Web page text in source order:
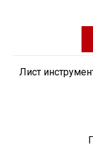
Лист